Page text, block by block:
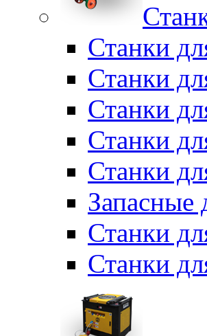
Станки
Станки
Станки
Станки
Станки
Запасные
Станки
Станки